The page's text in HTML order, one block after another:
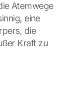
Atemwege
eine
die
Kraft zu